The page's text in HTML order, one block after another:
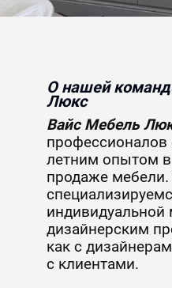
О нашей
Люкс
Вайс Мебель
профессионалов
летним опытом
продаже
индивидуальной
дизайнерским
как с
с клиентами.